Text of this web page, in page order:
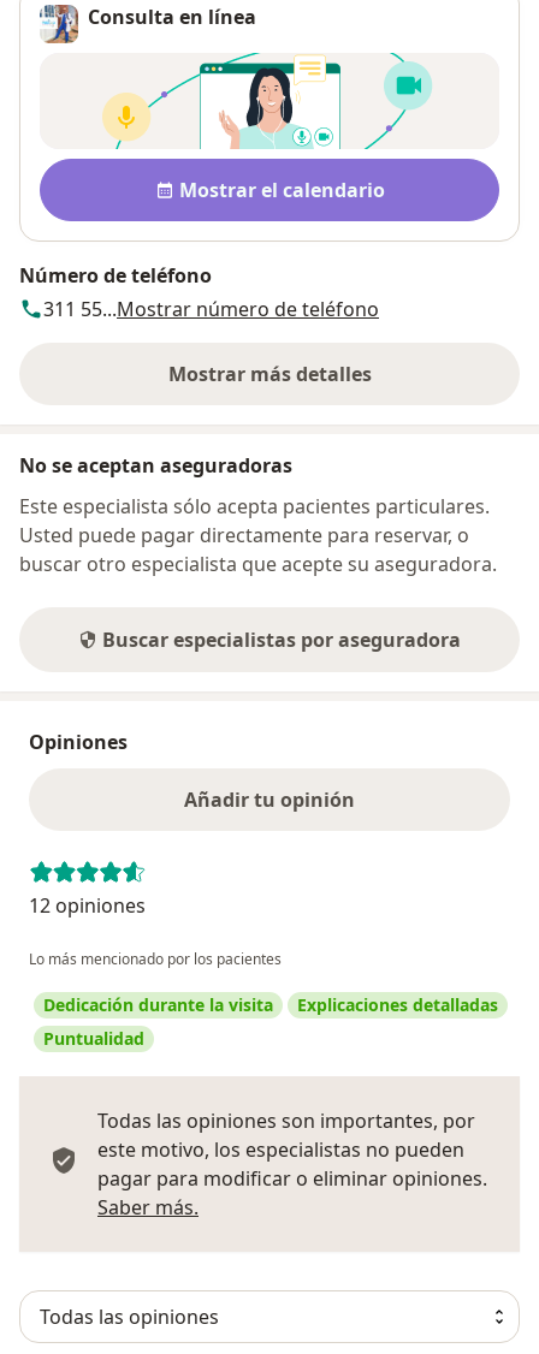
Consulta en línea
Disponibilidad
Mostrar el calendario
Número de teléfono
311 55...Mostrar número de teléfono
Mostrar más detalles
sobre la dirección
No se aceptan aseguradoras
Este especialista sólo acepta pacientes particulares.
Usted puede pagar directamente para reservar, o
buscar otro especialista que acepte su aseguradora.
Buscar especialistas por aseguradora
Opiniones
Añadir tu opinión
12 opiniones
Lo más mencionado por los pacientes
Dedicación durante la visita
Explicaciones detalladas
Puntualidad
Todas las opiniones son importantes, por
este motivo, los especialistas no pueden
pagar para modificar o eliminar opiniones.
Saber más.